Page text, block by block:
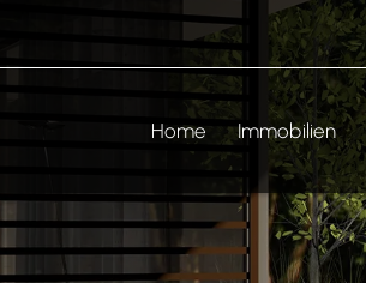
Home Immobilien